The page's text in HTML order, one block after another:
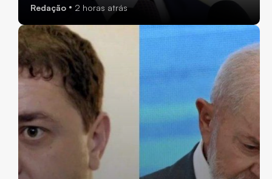
Redação 2 horas atrás